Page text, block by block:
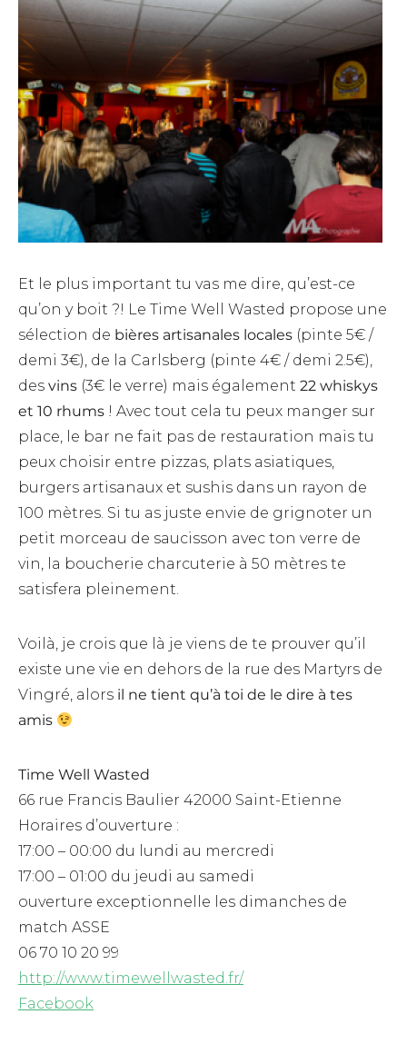
Et le plus important tu vas me dire, qu’est-ce
qu’on y boit ?! Le Time Well Wasted propose une
sélection de bières artisanales locales (pinte 5€ /
demi 3€), de la Carlsberg (pinte 4€ / demi 2.5€),
des vins (3€ le verre) mais également 22 whiskys
et 10 rhums ! Avec tout cela tu peux manger sur
place, le bar ne fait pas de restauration mais tu
peux choisir entre pizzas, plats asiatiques,
burgers artisanaux et sushis dans un rayon de
100 mètres. Si tu as juste envie de grignoter un
petit morceau de saucisson avec ton verre de
vin, la boucherie charcuterie à 50 mètres te
satisfera pleinement.
Voilà, je crois que là je viens de te prouver qu’il
existe une vie en dehors de la rue des Martyrs de
Vingré, alors il ne tient qu’à toi de le dire à tes
amis
Time Well Wasted
66 rue Francis Baulier 42000 Saint-Etienne
Horaires d’ouverture :
17:00 – 00:00 du lundi au mercredi
17:00 – 01:00 du jeudi au samedi
ouverture exceptionnelle les dimanches de
match ASSE
06 70 10 20 99
http://www.timewellwasted.fr/
Facebook